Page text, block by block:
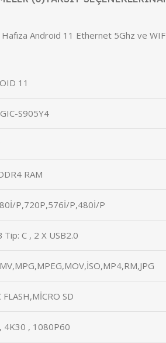
Android 11 Ethernet 5Ghz ve
11
S905Y4
RAM
P,720P,576İ/P,480İ/P
Tip: C , 2 X USB2.0
FLASH,MİCRO SD
4K30 , 1080P60